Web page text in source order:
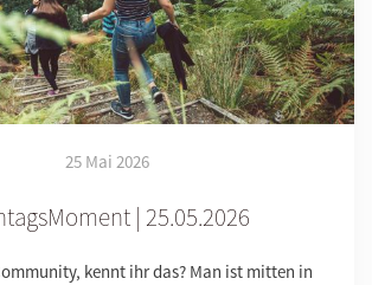
25 Mai 2026
| 25.05.2026
kennt ihr das? Man ist mitten in